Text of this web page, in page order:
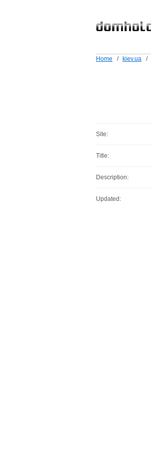
Home / kiev.ua /
Site:
Title:
Description:
Updated: